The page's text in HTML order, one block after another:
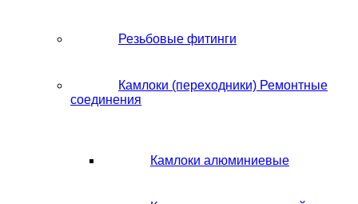
Резьбовые фитинги
Камлоки (переходники) Ремонтные
соединения
Камлоки алюминиевые